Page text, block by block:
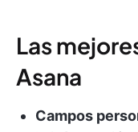
Las
Asana
Campos